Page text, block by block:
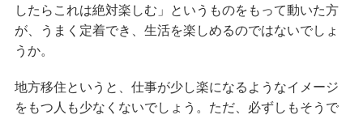
したらこれは絶対楽しむ」というものをもって動いた方
が、うまく定着でき、生活を楽しめるのではないでしょ
うか。
地方移住というと、仕事が少し楽になるようなイメージ
をもつ人も少なくないでしょう。ただ、必ずしもそうで